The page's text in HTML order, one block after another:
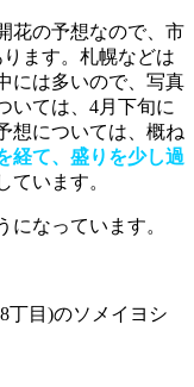
花の予想なので、市
ます。札幌などは
には多いので、写真
いては、4月下旬に
想については、概ね
経て、盛りを少し過
ています。
なっています。
丁目)のソメイヨシ